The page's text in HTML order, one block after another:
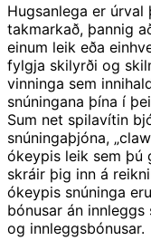
Hugsanlega er
takmarkað, þannig
einum leik eða
fylgja skilyrði og
vinninga sem
snúningana þína í
Sum net spilavítin
snúningaþjóna,
ókeypis leik sem þú
skráir þig inn á
ókeypis snúninga
bónusar án innleggs
og innleggsbónusar.